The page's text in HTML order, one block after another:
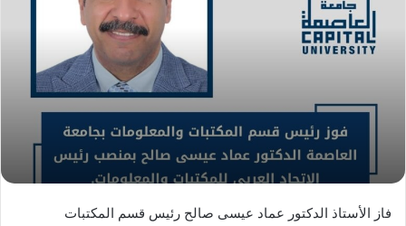
فاز الأستاذ الدكتور عماد عيسى صالح رئيس قسم المكتبات